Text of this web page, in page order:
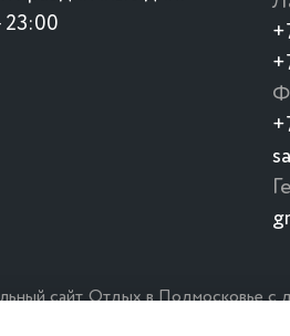
23:00
сайт. Отдых в Подмосковье с